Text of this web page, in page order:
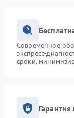
Современное
экспресс-
сроки,